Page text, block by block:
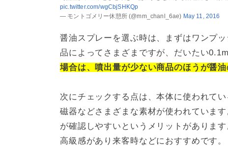
pic.twitter.com/wgCbjSHKQp
— モントゴメリー休憩所 (@mm_chanl_6ae) May 11, 2016
醤油スプレーを選ぶ時は、まずはワンプ
品によってさまざまですが、だいたい
場合は、噴出量が少ない商品のほうが醤
次にチェックする点は、本体に使われて
磁器などさまざまな素材が使われていま
が確認しやすいというメリットがありま
高級感があり来客時などにおすすめです。